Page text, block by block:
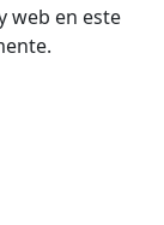
web en este